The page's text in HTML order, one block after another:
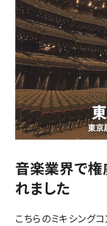
音楽業界で
れました
こちらのミキシング